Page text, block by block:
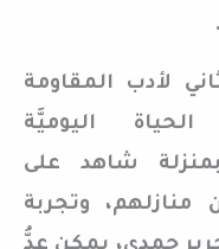
لأدب المقاومة
اليوميَّة
شاهد على
منازلهم، وتجربة